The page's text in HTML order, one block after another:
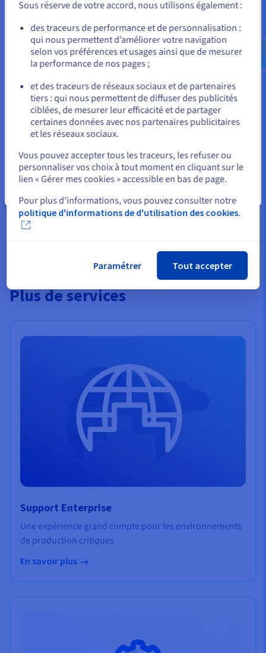
Priorité (P3) services ; impact
modéré pour le client
Priorité (P4/P5)
Demande d'assistance
ou conseil ; impact
mineur pour le client
entre l’enregistrement par OVHcloud du ticket incident et la
prise en charge de l’incident en cause par l’équipe de support
Business. La prise en charge signifie la prise en compte du
ticket incident par OVHcloud, et non la résolution de
l’incident.
** Le respect des objectifs de niveau de service définis ci-
Lors de l’ouverture d’un ticket incident, la priorité est
qualifiée par le client puis confirmée par OVHcloud lors de sa
Plus de services
Support Enterprise
Une expérience grand compte pour les environnements
de production critiques
En savoir plus
Allez sur le site États-Unis
us.ovhcloud.com/
Anglais USD - $
ou
Rester sur le site actuel
Sélectionner un autre site web
Sous réserve de votre accord, nous utilisons également :
des traceurs de performance et de personnalisation :
qui nous permettent d’améliorer votre navigation
selon vos préférences et usages ainsi que de mesurer
la performance de nos pages ;
et des traceurs de réseaux sociaux et de partenaires
tiers : qui nous permettent de diffuser des publicités
ciblées, de mesurer leur efficacité et de partager
certaines données avec nos partenaires publicitaires
et les réseaux sociaux.
Vous pouvez accepter tous les traceurs, les refuser ou
personnaliser vos choix à tout moment en cliquant sur le
lien « Gérer mes cookies » accessible en bas de page.
Pour plus d’informations, vous pouvez consulter notre
politique d'informations de d'utilisation des cookies.
Paramétrer Tout accepter